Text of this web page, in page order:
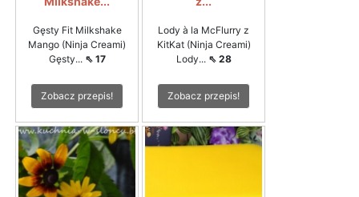
Gęsty Fit Milkshake
Mango (Ninja Creami)
Gęsty... ⇖ 17
Zobacz przepis!
Lody à la McFlurry z
KitKat (Ninja Creami)
Lody... ⇖ 28
Zobacz przepis!